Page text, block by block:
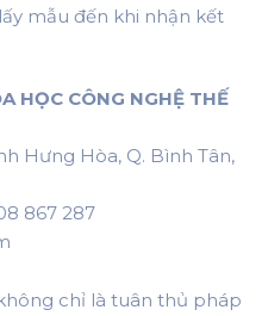
mẫu đến khi nhận kết
HỌC CÔNG NGHỆ THẾ
Hưng Hòa, Q. Bình Tân,
867 287
chỉ là tuân thủ pháp